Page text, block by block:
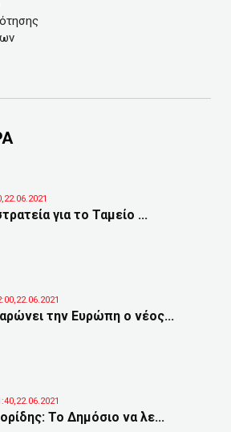
για το Ταμείο ...
την Ευρώπη ο νέος...
Το Δημόσιο να λε...